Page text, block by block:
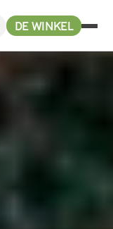
DE WINKEL